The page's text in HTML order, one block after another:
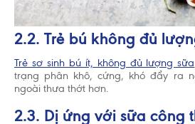
2.2. Trẻ bú không đủ
Trẻ sơ sinh bú ít, không đủ lượng sữa
trạng phân khô, cứng, khó đẩy ra
ngoài thưa thớt hơn.
2.3. Dị ứng với sữa công